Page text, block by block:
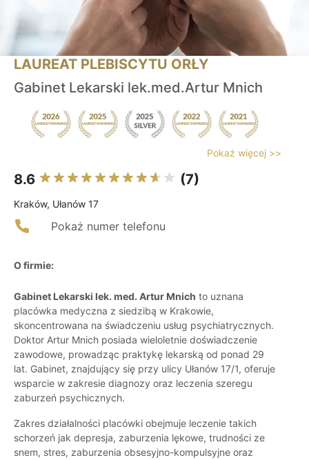
LAUREAT PLEBISCYTU ORŁY
Gabinet Lekarski lek.med.Artur Mnich
Pokaż więcej >>
8.6 (7)
Kraków, Ułanów 17
Pokaż numer telefonu
O firmie:
Gabinet Lekarski lek. med. Artur Mnich to uznana
placówka medyczna z siedzibą w Krakowie,
skoncentrowana na świadczeniu usług psychiatrycznych.
Doktor Artur Mnich posiada wieloletnie doświadczenie
zawodowe, prowadząc praktykę lekarską od ponad 29
lat. Gabinet, znajdujący się przy ulicy Ułanów 17/1, oferuje
wsparcie w zakresie diagnozy oraz leczenia szeregu
zaburzeń psychicznych.
Zakres działalności placówki obejmuje leczenie takich
schorzeń jak depresja, zaburzenia lękowe, trudności ze
snem, stres, zaburzenia obsesyjno-kompulsyjne oraz